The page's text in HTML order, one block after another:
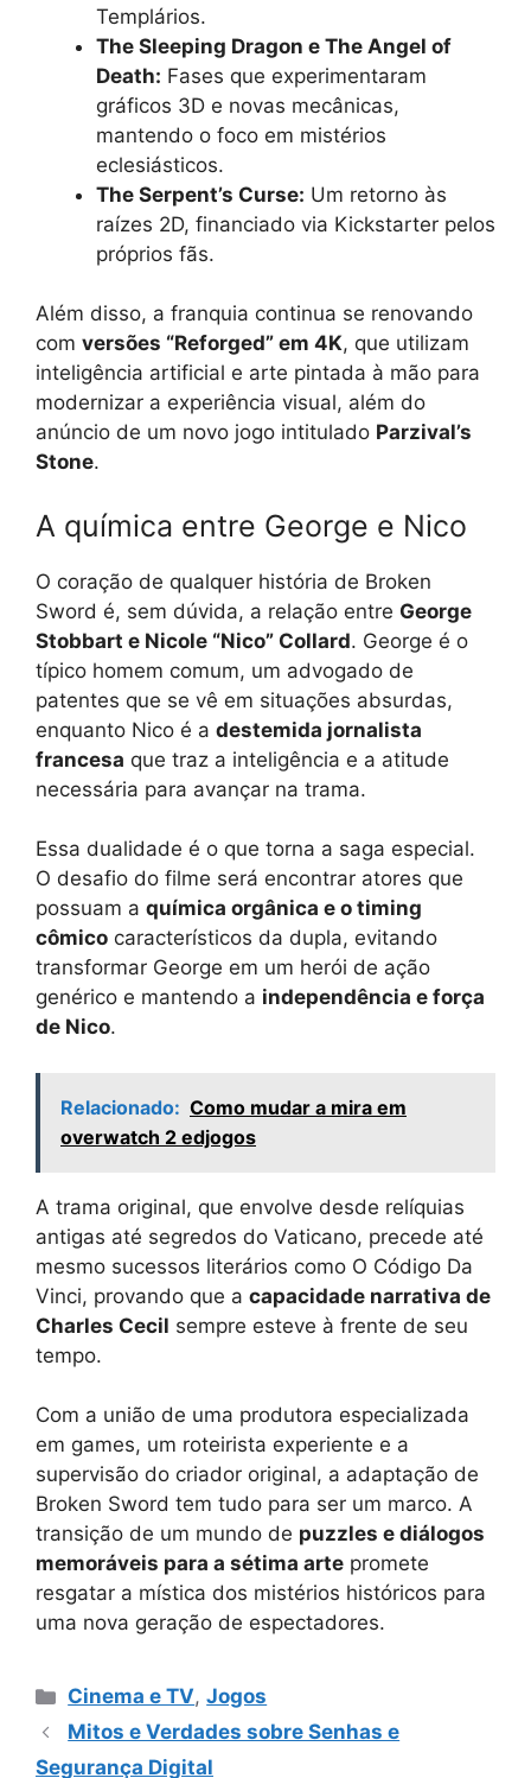
Templários.
The Sleeping Dragon e The Angel of
Death: Fases que experimentaram
gráficos 3D e novas mecânicas,
mantendo o foco em mistérios
eclesiásticos.
The Serpent’s Curse: Um retorno às
raízes 2D, financiado via Kickstarter pelos
próprios fãs.
Além disso, a franquia continua se renovando
com versões “Reforged” em 4K, que utilizam
inteligência artificial e arte pintada à mão para
modernizar a experiência visual, além do
anúncio de um novo jogo intitulado Parzival’s
Stone.
A química entre George e Nico
O coração de qualquer história de Broken
Sword é, sem dúvida, a relação entre George
Stobbart e Nicole “Nico” Collard. George é o
típico homem comum, um advogado de
patentes que se vê em situações absurdas,
enquanto Nico é a destemida jornalista
francesa que traz a inteligência e a atitude
necessária para avançar na trama.
Essa dualidade é o que torna a saga especial.
O desafio do filme será encontrar atores que
possuam a química orgânica e o timing
cômico característicos da dupla, evitando
transformar George em um herói de ação
genérico e mantendo a independência e força
de Nico.
Relacionado: Como mudar a mira em
overwatch 2 edjogos
A trama original, que envolve desde relíquias
antigas até segredos do Vaticano, precede até
mesmo sucessos literários como O Código Da
Vinci, provando que a capacidade narrativa de
Charles Cecil sempre esteve à frente de seu
tempo.
Com a união de uma produtora especializada
em games, um roteirista experiente e a
supervisão do criador original, a adaptação de
Broken Sword tem tudo para ser um marco. A
transição de um mundo de puzzles e diálogos
memoráveis para a sétima arte promete
resgatar a mística dos mistérios históricos para
uma nova geração de espectadores.
Categorias
Cinema e TV,Jogos
Mitos e Verdades sobre Senhas e
Segurança Digital